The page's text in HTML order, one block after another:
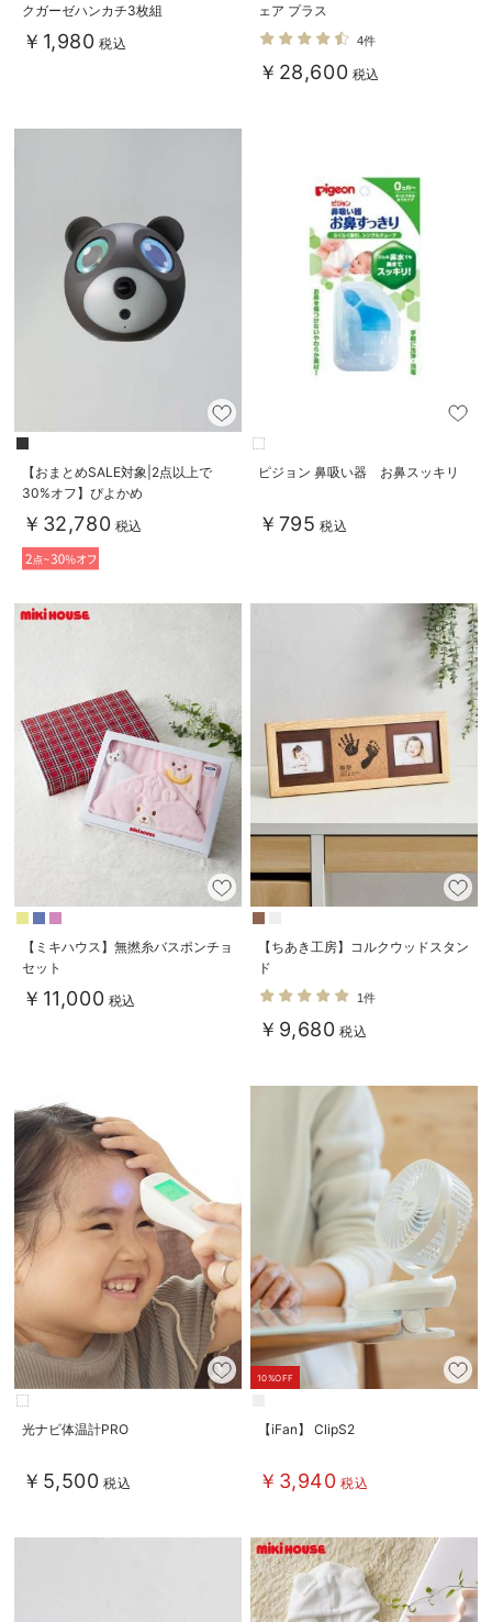
クガーゼハンカチ3枚組
￥1,980 税込
ェア プラス
4件
￥28,600 税込
【おまとめSALE対象|2点以上で
30%オフ】ぴよかめ
￥32,780 税込
ピジョン 鼻吸い器 お鼻スッキリ
￥795 税込
【ミキハウス】無撚糸バスポンチョ
セット
￥11,000 税込
【ちあき工房】コルクウッドスタン
ド
1件
￥9,680 税込
光ナビ体温計PRO
￥5,500 税込
10%OFF
【iFan】 ClipS2
￥3,940 税込